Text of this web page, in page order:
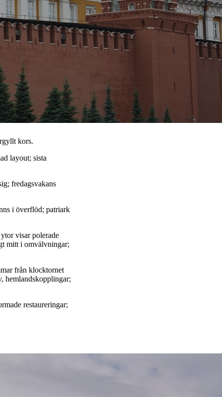
kors.
layout; sista
fredagsvakans
i överflöd; patriark
visar polerade
mitt i omvälvningar;
från klocktornet
hemlandskopplingar;
restaureringar;